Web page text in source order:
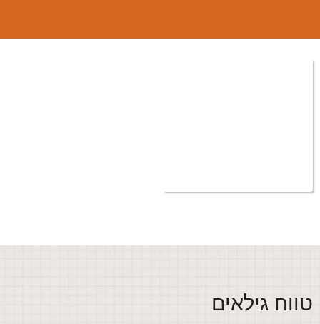
גילאים